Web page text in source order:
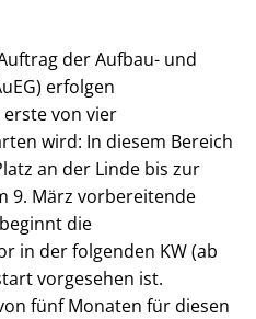
der Aufbau- und
erfolgen
von vier
wird: In diesem Bereich
an der Linde bis zur
9. März vorbereitende
die
in der folgenden KW (ab
vorgesehen ist.
fünf Monaten für diesen